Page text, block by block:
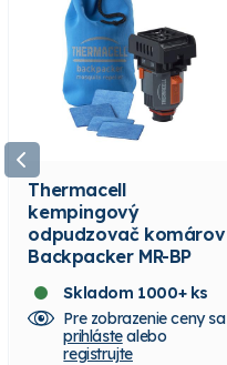
Thermacell
kempingový
odpudzovač komárov
Backpacker MR-BP
Skladom 1000+ ks
Pre zobrazenie ceny sa
prihlástealebo
registrujte